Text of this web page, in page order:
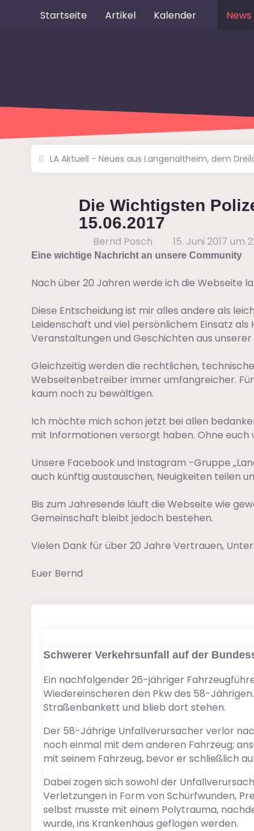
Startseite Artikel Kalender News
LA Aktuell - Neues aus Langenaltheim, dem
Die Wichtigsten
15.06.2017
Bernd Posch 15. Juni 2017 um
Eine wichtige Nachricht an unsere Community
Nach über 20 Jahren werde ich die Webseite
Diese Entscheidung ist mir alles andere als
Leidenschaft und viel persönlichem Einsatz
Veranstaltungen und Geschichten aus
Gleichzeitig werden die rechtlichen,
Webseitenbetreiber immer umfangreicher.
kaum noch zu bewältigen.
Ich möchte mich schon jetzt bei allen
mit Informationen versorgt haben. Ohne euch
Unsere Facebook und Instagram -Gruppe
auch künftig austauschen, Neuigkeiten teilen
Bis zum Jahresende läuft die Webseite wie
Gemeinschaft bleibt jedoch bestehen.
Vielen Dank für über 20 Jahre Vertrauen,
Euer Bernd
Schwerer Verkehrsunfall auf der
Ein nachfolgender 26-jähriger
Wiedereinscheren den Pkw des 58-
Straßenbankett und blieb dort stehen.
Der 58-Jährige Unfallverursacher verlor
noch einmal mit dem anderen Fahrzeug;
mit seinem Fahrzeug, bevor er schließlich
Dabei zogen sich sowohl der
Verletzungen in Form von Schürfwunden,
selbst musste mit einem Polytrauma,
wurde, ins Krankenhaus geflogen werden.